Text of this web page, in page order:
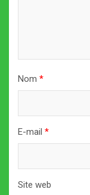
Nom *
E-mail *
Site web